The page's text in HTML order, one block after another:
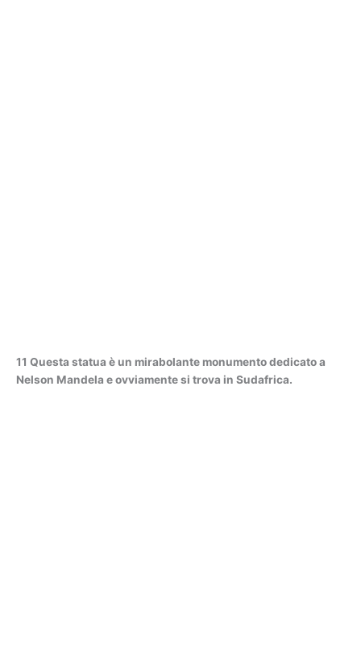
11 Questa statua è un mirabolante monumento dedicato a
Nelson Mandela e ovviamente si trova in Sudafrica.